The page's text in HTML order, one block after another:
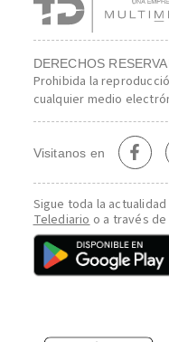
DERECHOS
Prohibida la
cualquier medio
Visitanos en
Sigue toda la
Telediario o a través